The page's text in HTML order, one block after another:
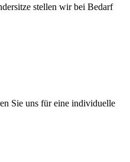
stellen wir bei Bedarf
Sie uns für eine individuelle